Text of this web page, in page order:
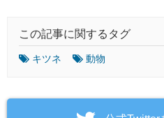
この記事に関するタグ
キツネ 動物